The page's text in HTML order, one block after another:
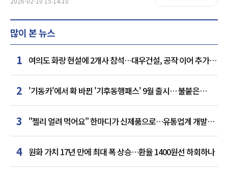
많이 본 뉴스
1 여의도 화랑 현설에 2개사 참석…대우건설, 공작 이어 추가
거점 확보하나
2 '기동카'에서 확 바뀐 '기후동행패스' 9월 출시… 불붙은
카드사 경쟁
3
"젤리 얼려 먹어요" 한마디가 신제품으로…유통업계 개발실
된 SNS
4 원화 가치 17년 만에 최대 폭 상승…환율 1400원선 하회하나